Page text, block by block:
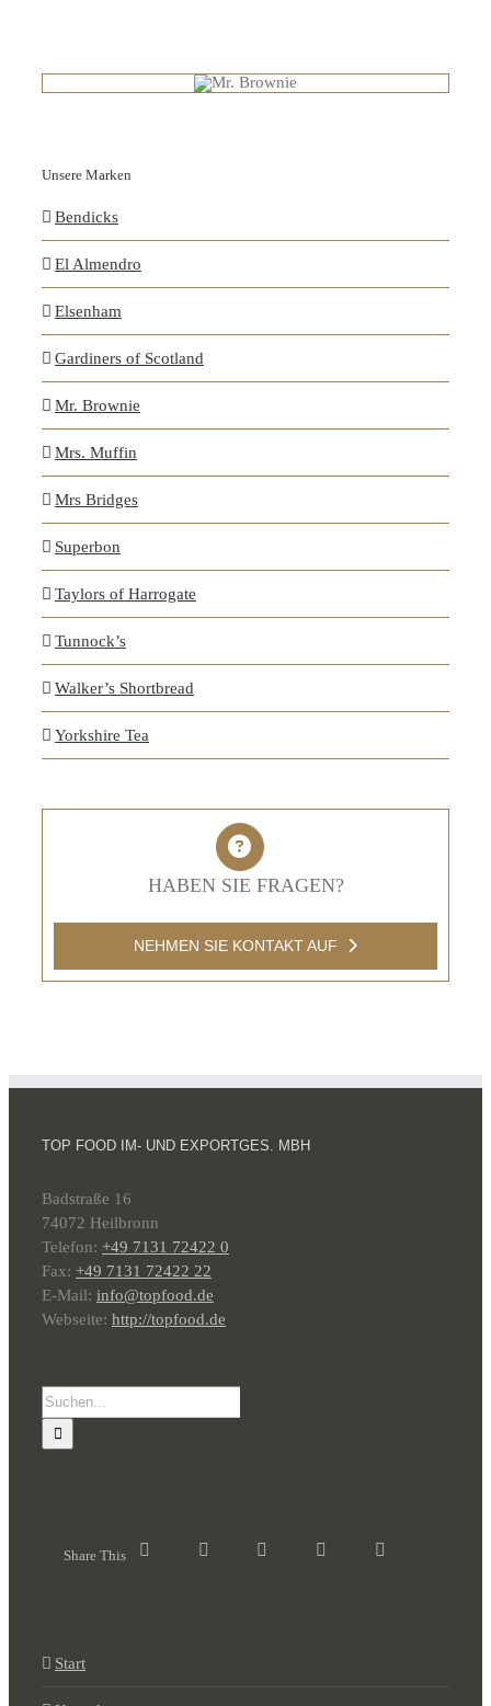
Unsere Marken
Bendicks
El Almendro
Elsenham
Gardiners of Scotland
Mr. Brownie
Mrs. Muffin
Mrs Bridges
Superbon
Taylors of Harrogate
Tunnock’s
Walker’s Shortbread
Yorkshire Tea
HABEN SIE FRAGEN?
NEHMEN SIE KONTAKT AUF
TOP FOOD IM- UND EXPORTGES. MBH
Badstraße 16
74072 Heilbronn
Telefon: +49 7131 72422 0
Fax: +49 7131 72422 22
E-Mail: info@topfood.de
Webseite: http://topfood.de
Suche
nach:
Share This
Start